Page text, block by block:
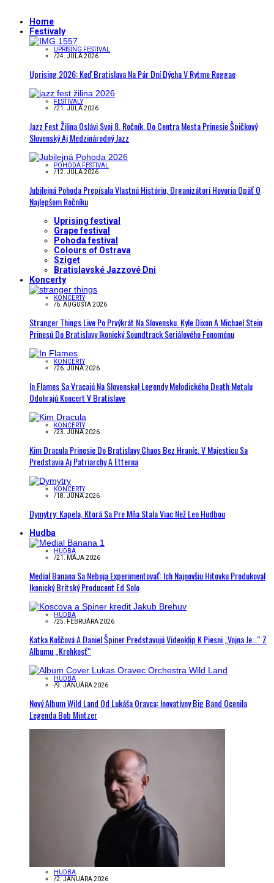
Home
Festivaly
UPRISING FESTIVAL
/24. JÚLA 2026
Uprising 2026: Keď Bratislava Na Pár Dní Dýcha V Rytme Reggae
FESTIVALY
/21. JÚLA 2026
Jazz Fest Žilina Oslávi Svoj 8. Ročník. Do Centra Mesta Prinesie Špičkový
Slovenský Aj Medzinárodný Jazz
POHODA FESTIVAL
/12. JÚLA 2026
Jubilejná Pohoda Prepísala Vlastnú Históriu, Organizátori Hovoria Opäť O
Najlepšom Ročníku
Uprising festival
Grape festival
Pohoda festival
Colours of Ostrava
Sziget
Bratislavské Jazzové Dni
Koncerty
KONCERTY
/6. AUGUSTA 2026
Stranger Things Live Po Prvýkrát Na Slovensku. Kyle Dixon A Michael Stein
Prinesú Do Bratislavy Ikonický Soundtrack Seriálového Fenoménu
KONCERTY
/26. JÚNA 2026
In Flames Sa Vracajú Na Slovensko! Legendy Melodického Death Metalu
Odohrajú Koncert V Bratislave
KONCERTY
/23. JÚNA 2026
Kim Dracula Prinesie Do Bratislavy Chaos Bez Hraníc. V Majesticu Sa
Predstavia Aj Patriarchy A Etterna
KONCERTY
/18. JÚNA 2026
Dymytry: Kapela, Ktorá Sa Pre Mňa Stala Viac Než Len Hudbou
Hudba
HUDBA
/21. MÁJA 2026
Medial Banana Sa Neboja Experimentovať: Ich Najnovšiu Hitovku Produkoval
Ikonický Britský Producent Ed Solo
HUDBA
/25. FEBRUÁRA 2026
Katka Koščová A Daniel Špiner Predstavujú Videoklip K Piesni „Vojna Je…“ Z
Albumu „Krehkosť“
HUDBA
/9. JANUÁRA 2026
Nový Album Wild Land Od Lukáša Oravca: Inovatívny Big Band Ocenila
Legenda Bob Mintzer
HUDBA
/2. JANUÁRA 2026